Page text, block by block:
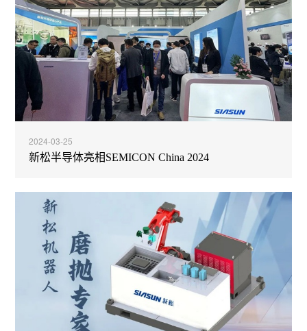
2024-03-25
新松半导体亮相SEMICON China 2024